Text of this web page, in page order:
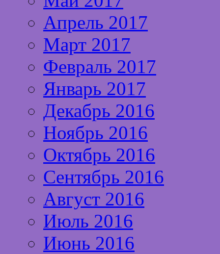
Апрель 2017
Март 2017
Февраль 2017
Январь 2017
Декабрь 2016
Ноябрь 2016
Октябрь 2016
Сентябрь 2016
Август 2016
Июль 2016
Июнь 2016